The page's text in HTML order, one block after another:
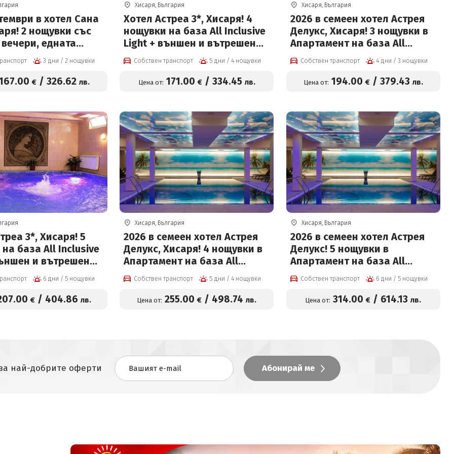
в хотел Сана
2 нощувки със
едната
с DJ, вътрешен
минерална вода,
и СПА пакет
3 дни / 2 нощувки
.00 €/ 326.62 лв.
Хисаря, България
Хотел Астреа 3*, Хисаря! 4
нощувки на база All Inclusive
Light + външен и вътрешен
басейн с минерална вода и
Релакс пакет
Собствен транспорт 5 дни / 4 нощувки
Цена от: 171.00 €/ 334.45 лв.
Хисаря, България
2026 в семеен хотел Астрея
Делукс, Хисаря! 3 нощувки в
Апартамент на база All
inclusive light, вътрешен
басейн с минерална вода и
Релакс зона + Безплатно за
Собствен транспорт 4 дни / 3 нощувки
Цена от: 194.00 €/ 379.43 лв.
3*, Хисаря! 5
база All Inclusive
и вътрешен
вода и
на цени от 207
6 дни / 5 нощувки
.00 € / 404.86 лв.
Хисаря, България
2026 в семеен хотел Астрея
Делукс, Хисаря! 4 нощувки в
Апартамент на база All
inclusive light, вътрешен
басейн с минерална вода и
Релакс зона + Безплатно за
Собствен транспорт 5 дни / 4 нощувки
Цена от: 255.00 € / 498.74 лв.
Хисаря, България
2026 в семеен хотел Астрея
Делукс! 5 нощувки в
Апартамент на база All
inclusive light, вътрешен
басейн с минерална вода и
Релакс зона + Безплатно за
Собствен транспорт 6 дни / 5 нощувки
Цена от: 314.00 € / 614.13 лв.
най-добрите оферти